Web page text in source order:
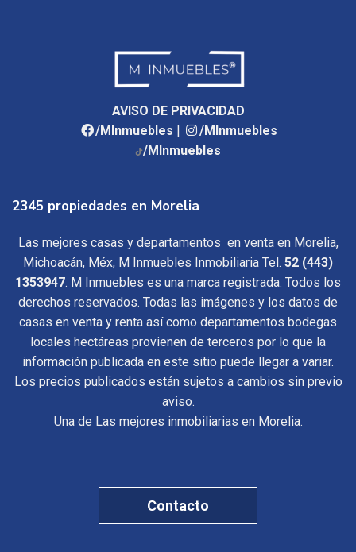
AVISO DE PRIVACIDAD
/MInmuebles
/MInmuebles
/MInmuebles
2345 propiedades en Morelia
Las mejores casas y departamentos en venta en Morelia,
Michoacán, Méx, M Inmuebles Inmobiliaria Tel. 52 (443)
1353947. M Inmuebles es una marca registrada. Todos los
derechos reservados. Todas las imágenes y los datos de
casas en venta y renta así como departamentos bodegas
locales hectáreas provienen de terceros por lo que la
información publicada en este sitio puede llegar a variar.
Los precios publicados están sujetos a cambios sin previo
aviso.
Una de Las mejores inmobiliarias en Morelia.